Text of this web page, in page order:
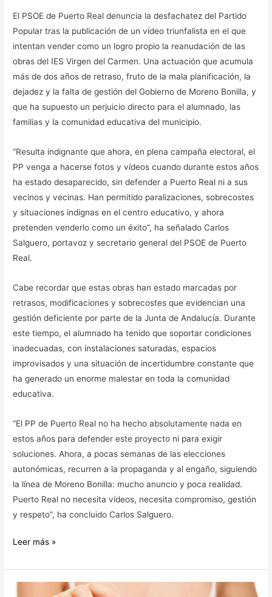
El PSOE de Puerto Real denuncia la desfachatez del Partido
Popular tras la publicación de un vídeo triunfalista en el que
intentan vender como un logro propio la reanudación de las
obras del IES Virgen del Carmen. Una actuación que acumula
más de dos años de retraso, fruto de la mala planificación, la
dejadez y la falta de gestión del Gobierno de Moreno Bonilla, y
que ha supuesto un perjuicio directo para el alumnado, las
familias y la comunidad educativa del municipio.
“Resulta indignante que ahora, en plena campaña electoral, el
PP venga a hacerse fotos y vídeos cuando durante estos años
ha estado desaparecido, sin defender a Puerto Real ni a sus
vecinos y vecinas. Han permitido paralizaciones, sobrecostes
y situaciones indignas en el centro educativo, y ahora
pretenden venderlo como un éxito”, ha señalado Carlos
Salguero, portavoz y secretario general del PSOE de Puerto
Real.
Cabe recordar que estas obras han estado marcadas por
retrasos, modificaciones y sobrecostes que evidencian una
gestión deficiente por parte de la Junta de Andalucía. Durante
este tiempo, el alumnado ha tenido que soportar condiciones
inadecuadas, con instalaciones saturadas, espacios
improvisados y una situación de incertidumbre constante que
ha generado un enorme malestar en toda la comunidad
educativa.
“El PP de Puerto Real no ha hecho absolutamente nada en
estos años para defender este proyecto ni para exigir
soluciones. Ahora, a pocas semanas de las elecciones
autonómicas, recurren a la propaganda y al engaño, siguiendo
la línea de Moreno Bonilla: mucho anuncio y poca realidad.
Puerto Real no necesita vídeos, necesita compromiso, gestión
y respeto”, ha concluido Carlos Salguero.
Leer más »